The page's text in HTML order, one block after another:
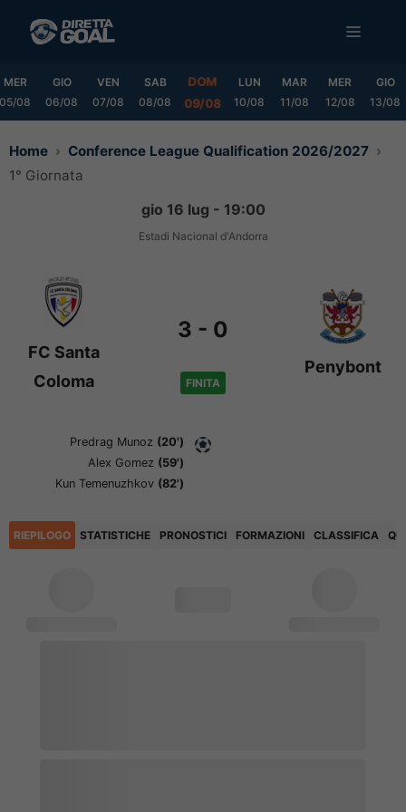
MENU
MER
05/08
GIO
06/08
VEN
07/08
SAB
08/08
DOM
09/08
LUN
10/08
MAR
11/08
MER
12/08
GIO
13/08
Home
Conference League Qualification 2026/2027
1° Giornata
gio 16 lug - 19:00
Estadi Nacional d'Andorra
FC Santa
Coloma
3 - 0
FINITA
Penybont
Predrag Munoz (20')
Alex Gomez (59')
Kun Temenuzhkov (82')
RIEPILOGO STATISTICHE PRONOSTICI FORMAZIONI CLASSIFICA